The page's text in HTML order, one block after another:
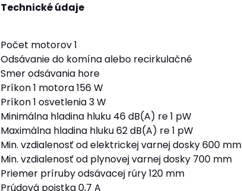
Technické údaje
Počet motorov 1
Odsávanie do komína alebo recirkulačné
Smer odsávania hore
Príkon 1 motora 156 W
Príkon 1 osvetlenia 3 W
Minimálna hladina hluku 46 dB(A) re 1 pW
Maximálna hladina hluku 62 dB(A) re 1 pW
Min. vzdialenosť od elektrickej varnej dosky 600 mm
Min. vzdialenosť od plynovej varnej dosky 700 mm
Priemer príruby odsávacej rúry 120 mm
Prúdová poistka 0,7 A